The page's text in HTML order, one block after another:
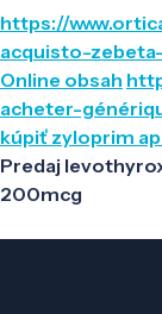
https://
acquisto-
Online obsah
acheter-
kúpiť zyloprim
Predaj
200mcg